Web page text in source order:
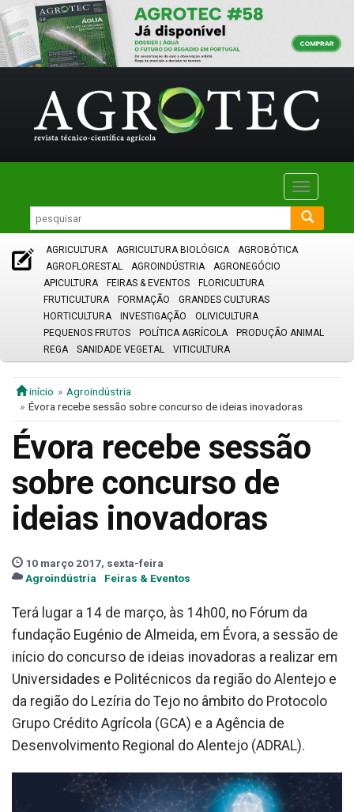
Toggle
AGRICULTURA AGRICULTURA BIOLÓGICA
AGROBÓTICA
AGROFLORESTAL
AGROINDÚSTRIA
AGRONEGÓCIO
APICULTURA
FEIRAS & EVENTOS
FLORICULTURA
FRUTICULTURA
FORMAÇÃO
GRANDES CULTURAS
HORTICULTURA
INVESTIGAÇÃO
OLIVICULTURA
PEQUENOS FRUTOS
POLÍTICA AGRÍCOLA
PRODUÇÃO ANIMAL
REGA
SANIDADE VEGETAL VITICULTURA
início
Agroindústria
Évora recebe sessão sobre concurso de ideias inovadoras
Évora recebe sessão
sobre concurso de
ideias inovadoras
10 março 2017, sexta-feira
Agroindústria
Feiras & Eventos
Terá lugar a 14 de março, às 14h00, no Fórum da
fundação Eugénio de Almeida, em Évora, a sessão de
início do concurso de ideias inovadoras a realizar em
Universidades e Politécnicos da região do Alentejo e
da região do Lezíria do Tejo no âmbito do Protocolo
Grupo Crédito Agrícola (GCA) e a Agência de
Desenvolvimento Regional do Alentejo (ADRAL).